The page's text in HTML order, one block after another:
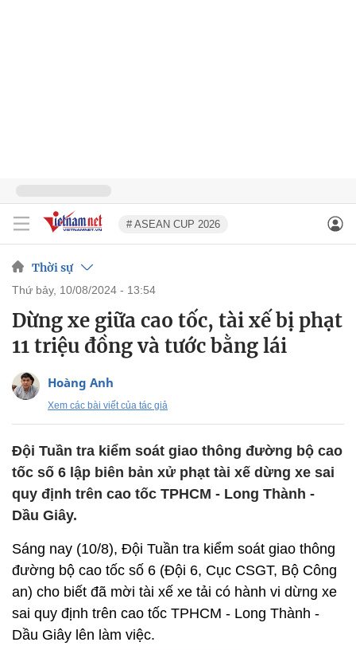
# ASEAN CUP 2026
Thời sự
thứ bảy, 10/08/2024 - 13:54
Dừng xe giữa cao tốc, tài xế bị phạt
11 triệu đồng và tước bằng lái
Hoàng Anh
Xem các bài viết của tác giả
Đội Tuần tra kiểm soát giao thông đường bộ cao
tốc số 6 lập biên bản xử phạt tài xế dừng xe sai
quy định trên cao tốc TPHCM - Long Thành -
Dầu Giây.
Sáng nay (10/8), Đội Tuần tra kiểm soát giao thông
đường bộ cao tốc số 6 (Đội 6, Cục CSGT, Bộ Công
an) cho biết đã mời tài xế xe tải có hành vi dừng xe
sai quy định trên cao tốc TPHCM - Long Thành -
Dầu Giây lên làm việc.